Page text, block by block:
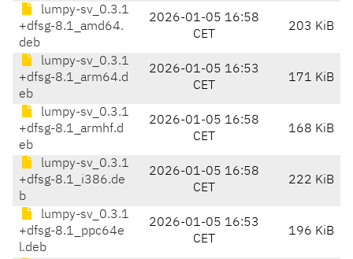
lumpy-sv_0.3.1
+dfsg-8.1_amd64.
deb
2026-01-05 16:58
CET
203 KiB
lumpy-sv_0.3.1
+dfsg-8.1_arm64.d
eb
2026-01-05 16:53
CET
171 KiB
lumpy-sv_0.3.1
+dfsg-8.1_armhf.d
eb
2026-01-05 16:58
CET
168 KiB
lumpy-sv_0.3.1
+dfsg-8.1_i386.de
b
2026-01-05 16:58
CET
222 KiB
lumpy-sv_0.3.1
+dfsg-8.1_ppc64e
l.deb
2026-01-05 16:53
CET
196 KiB